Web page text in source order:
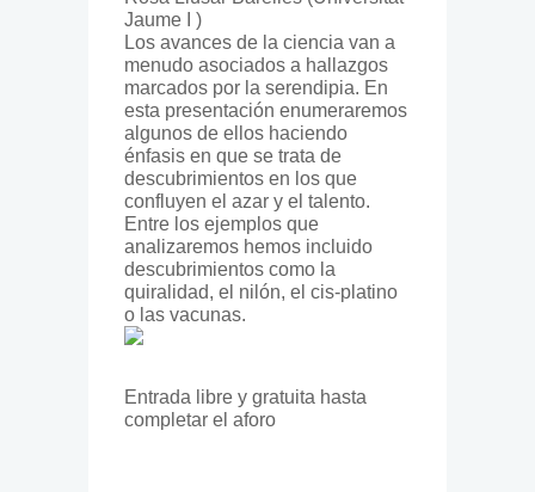
Jaume I )
Los avances de la ciencia van a
menudo asociados a hallazgos
marcados por la serendipia. En
esta presentación enumeraremos
algunos de ellos haciendo
énfasis en que se trata de
descubrimientos en los que
confluyen el azar y el talento.
Entre los ejemplos que
analizaremos hemos incluido
descubrimientos como la
quiralidad, el nilón, el cis-platino
o las vacunas.
Entrada libre y gratuita hasta
completar el aforo